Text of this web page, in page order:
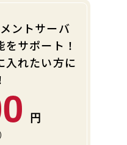
ントサーバ
サポート！
入れたい方に